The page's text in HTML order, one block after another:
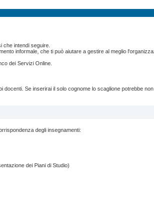
che intendi seguire.
informale, che ti può aiutare a gestire al meglio
dei Servizi Online.
Se inserirai il solo cognome lo scaglione potrebbe
degli insegnamenti:
dei Piani di Studio)